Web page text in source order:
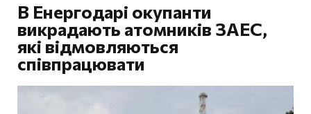
В Енергодарі окупанти
викрадають атомників ЗАЕС,
які відмовляються
співпрацювати